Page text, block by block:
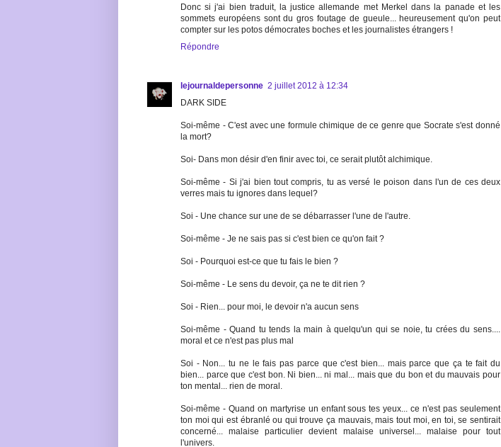
Donc si j'ai bien traduit, la justice allemande met Merkel dans la panade et les
sommets européens sont du gros foutage de gueule... heureusement qu'on peut
compter sur les potos démocrates boches et les journalistes étrangers !
Répondre
lejournaldepersonne 2 juillet 2012 à 12:34
DARK SIDE
Soi-même - C'est avec une formule chimique de ce genre que Socrate s'est donné
la mort?
Soi- Dans mon désir d'en finir avec toi, ce serait plutôt alchimique.
Soi-même - Si j'ai bien tout compris, tu as versé le poison dans l'un de ces deux
verres mais tu ignores dans lequel?
Soi - Une chance sur une de se débarrasser l'une de l'autre.
Soi-même - Je ne sais pas si c'est bien ce qu'on fait ?
Soi - Pourquoi est-ce que tu fais le bien ?
Soi-même - Le sens du devoir, ça ne te dit rien ?
Soi - Rien... pour moi, le devoir n'a aucun sens
Soi-même - Quand tu tends la main à quelqu'un qui se noie, tu crées du sens....
moral et ce n'est pas plus mal
Soi - Non... tu ne le fais pas parce que c'est bien... mais parce que ça te fait du
bien... parce que c'est bon. Ni bien... ni mal... mais que du bon et du mauvais pour
ton mental... rien de moral.
Soi-même - Quand on martyrise un enfant sous tes yeux... ce n'est pas seulement
ton moi qui est ébranlé ou qui trouve ça mauvais, mais tout moi, en toi, se sentirait
concerné... malaise particulier devient malaise universel... malaise pour tout
l'univers.